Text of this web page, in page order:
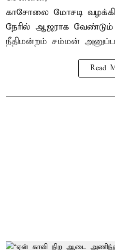
காசோலை மோசடி
நேரில் ஆஜராக
நீதிமன்றம் சம்மன் அனுப்ப
Read